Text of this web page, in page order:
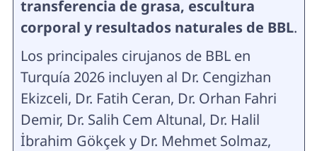
transferencia de grasa, escultura
corporal y resultados naturales de BBL.
Los principales cirujanos de BBL en
Turquía 2026 incluyen al Dr. Cengizhan
Ekizceli, Dr. Fatih Ceran, Dr. Orhan Fahri
Demir, Dr. Salih Cem Altunal, Dr. Halil
İbrahim Gökçek y Dr. Mehmet Solmaz,